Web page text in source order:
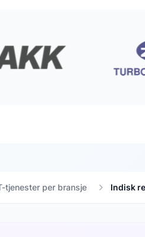
tjenester per bransje Indisk